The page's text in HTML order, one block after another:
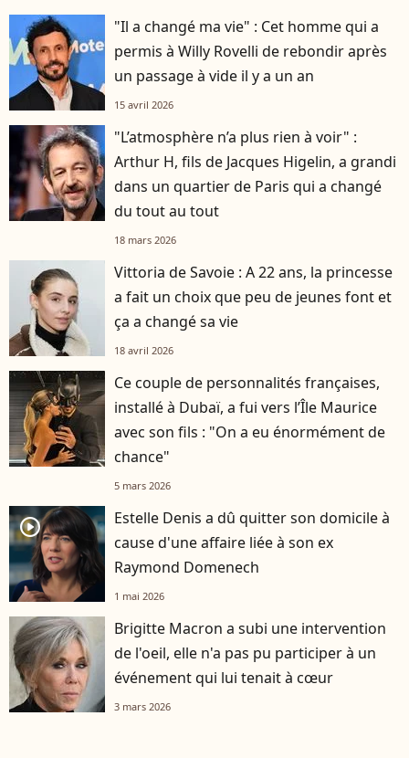
"Il a changé ma vie" : Cet homme qui a
permis à Willy Rovelli de rebondir après
un passage à vide il y a un an
15 avril 2026
"L’atmosphère n’a plus rien à voir" :
Arthur H, fils de Jacques Higelin, a grandi
dans un quartier de Paris qui a changé
du tout au tout
18 mars 2026
Vittoria de Savoie : A 22 ans, la princesse
a fait un choix que peu de jeunes font et
ça a changé sa vie
18 avril 2026
Ce couple de personnalités françaises,
installé à Dubaï, a fui vers l’Île Maurice
avec son fils : "On a eu énormément de
chance"
5 mars 2026
player2
Estelle Denis a dû quitter son domicile à
cause d'une affaire liée à son ex
Raymond Domenech
1 mai 2026
Brigitte Macron a subi une intervention
de l'oeil, elle n'a pas pu participer à un
événement qui lui tenait à cœur
3 mars 2026